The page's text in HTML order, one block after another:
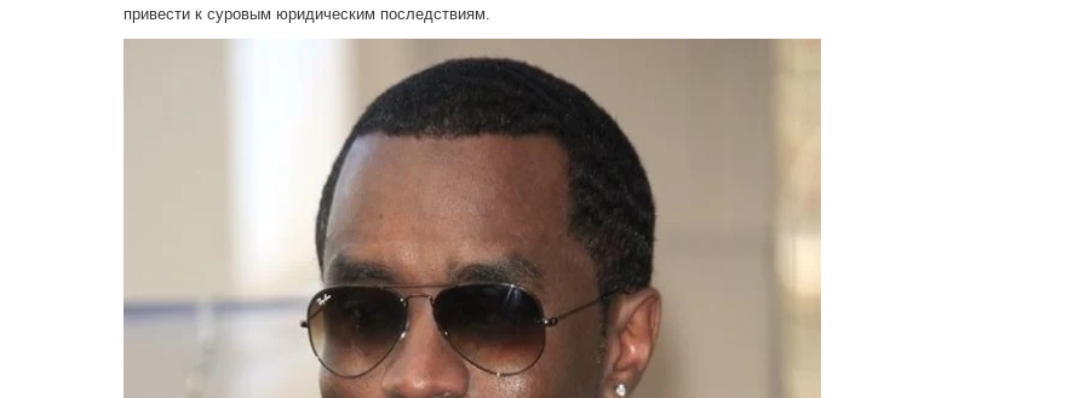
привести к суровым юридическим последствиям.